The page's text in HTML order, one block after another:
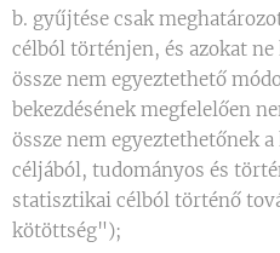
b. gyűjtése csak
célból történjen, és azokat
össze nem egyeztethető
bekezdésének megfelelően
össze nem egyeztethetőnek
céljából, tudományos és
statisztikai célból történő
kötöttség");